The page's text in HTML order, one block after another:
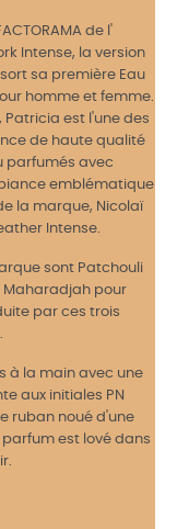
de l'
Intense, la version
sa première Eau
homme et femme.
est l'une des
de haute qualité
parfumés avec
emblématique
la marque, Nicolaï
Intense.
sont Patchouli
Maharadjah pour
par ces trois
à la main avec une
aux initiales PN
ruban noué d'une
est lové dans